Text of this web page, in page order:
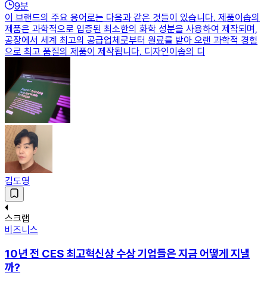
9분
이 브랜드의 주요 용어로는 다음과 같은 것들이 있습니다. 제품이솝의
제품은 과학적으로 입증된 최소한의 화학 성분을 사용하여 제작되며,
공장에서 세계 최고의 공급업체로부터 원료를 받아 오랜 과학적 경험
으로 최고 품질의 제품이 제작됩니다. 디자인이솝의 디
김도영
스크랩
비즈니스
10년 전 CES 최고혁신상 수상 기업들은 지금 어떻게 지낼
까?